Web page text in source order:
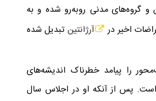
و گروه‌های مدنی روبه‌رو شده و به
اخیر در
آرژانتین تبدیل شده
را پیامد خطرناک اندیشه‌های
پس از آنکه او در اجلاس سال